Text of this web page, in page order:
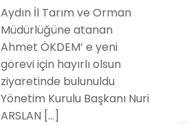
Aydın İl Tarım ve Orman
Müdürlüğüne atanan
Ahmet ÖKDEM’ e yeni
görevi için hayırlı olsun
ziyaretinde bulunuldu
Yönetim Kurulu Başkanı Nuri
ARSLAN […]